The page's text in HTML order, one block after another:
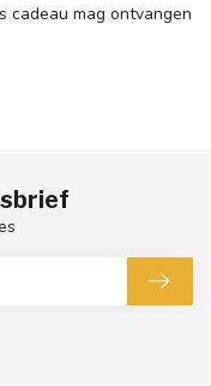
cadeau mag ontvangen